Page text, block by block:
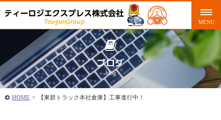
ブログ
blog
HOME > 【東群トラック本社倉庫】工事進行中！